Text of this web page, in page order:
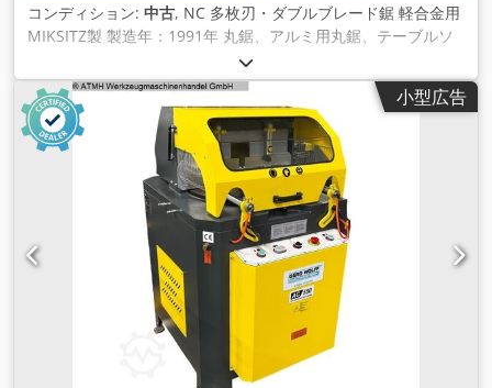
コンディション: 中古, NC 多枚刃・ダブルブレード鋸 軽合金用
MIKSITZ製 製造年：1991年 丸鋸、アルミ用丸鋸、テーブルソ
ー、留め切り鋸 アルミプロファイルの切断及びスリット加工に
適しています。 鋸刃移動量：500 mm 最大切断高さ：100 mm
鋸刃回転数：約5,000 rpm Djdpfx Aodzp Snjh Hsck 装着済み
鋸刃直径：300 mm 最大鋸刃直径：400 mm モーター出力：
5.5 kW 電源：400V、50Hz テーブルサイズ：1100 x 1100 mm
テーブル開口部：300 x 1100 mm 作業高さ：約1100 mm ツー
ルホルダー：SK40 - 両端で支持される作業軸に複数の鋸刃を装
着可能 - 作業軸にはSK40 ロングフライスアーバーを使用 - 駆
動モーターと鋸軸間はベルト駆動 - テーブル高さはハンドルで
調整可能（切断深さ用） - テーブル上に治具やストッパーの取
付けが可能 - ボールねじ＋サーボモーターによる鋸刃の移動 -
切断動作用 1軸NC制御（LENORD+BAUER製、型式 GEL
7541.0000） - 付属制御盤あり 設置スペース（L×W×H）：
1800 x 1600 x 1700 mm 重量：約1100 kg
小型広告